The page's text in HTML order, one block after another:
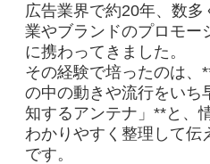
広告業界で約20年、数多
業やブランドのプロモー
に携わってきました。
その経験で培ったのは、
の中の動きや流行をいち
知するアンテナ」**と、
わかりやすく整理して伝
です。